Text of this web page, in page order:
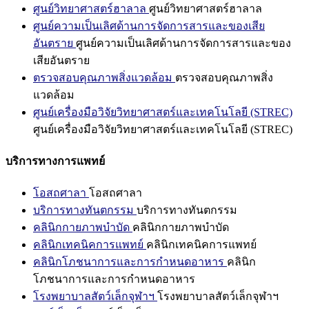
ศูนย์วิทยาศาสตร์ฮาลาล ศูนย์วิทยาศาสตร์ฮาลาล
ศูนย์ความเป็นเลิศด้านการจัดการสารและของเสีย
อันตราย ศูนย์ความเป็นเลิศด้านการจัดการสารและของ
เสียอันตราย
ตรวจสอบคุณภาพสิ่งแวดล้อม ตรวจสอบคุณภาพสิ่ง
แวดล้อม
ศูนย์เครื่องมือวิจัยวิทยาศาสตร์และเทคโนโลยี (STREC)
ศูนย์เครื่องมือวิจัยวิทยาศาสตร์และเทคโนโลยี (STREC)
บริการทางการแพทย์
โอสถศาลา โอสถศาลา
บริการทางทันตกรรม บริการทางทันตกรรม
คลินิกกายภาพบำบัด คลินิกกายภาพบำบัด
คลินิกเทคนิคการแพทย์ คลินิกเทคนิคการแพทย์
คลินิกโภชนาการและการกำหนดอาหาร คลินิก
โภชนาการและการกำหนดอาหาร
โรงพยาบาลสัตว์เล็กจุฬาฯ โรงพยาบาลสัตว์เล็กจุฬาฯ